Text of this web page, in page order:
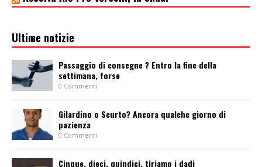
Ultime notizie
Passaggio di consegne ? Entro la fine della
settimana, forse
0 Commenti
Gilardino o Scurto? Ancora qualche giorno di
pazienza
0 Commenti
Cinque, dieci, quindici, tiriamo i dadi